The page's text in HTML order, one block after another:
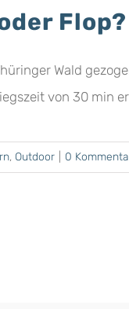
Flop?
Wald
von 30 min
, Outdoor 0